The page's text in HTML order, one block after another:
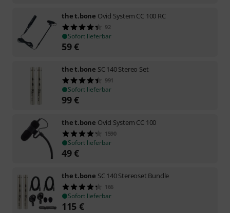
the t.bone Ovid System CC 100 RC
92
Sofort lieferbar
59€
the t.bone SC 140 Stereo Set
991
Sofort lieferbar
99€
the t.bone Ovid System CC 100
1590
Sofort lieferbar
49€
the t.bone SC 140 Stereoset Bundle
166
Sofort lieferbar
115 €